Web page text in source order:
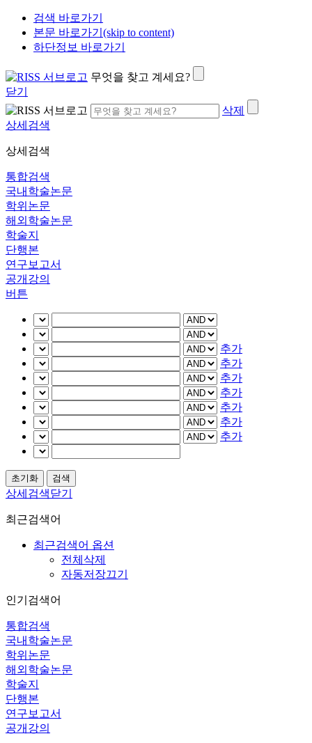
검색 바로가기
본문 바로가기(skip to content)
하단정보 바로가기
무엇을 찾고 계세요?
닫기
삭제
상세검색
상세검색
통합검색
국내학술논문
학위논문
해외학술논문
학술지
단행본
연구보고서
공개강의
버튼
추가
추가
추가
추가
추가
추가
추가
상세검색닫기
최근검색어
최근검색어 옵션
전체삭제
자동저장끄기
인기검색어
통합검색
국내학술논문
학위논문
해외학술논문
학술지
단행본
연구보고서
공개강의